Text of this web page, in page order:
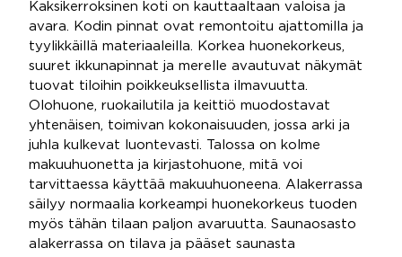
Kaksikerroksinen koti on kauttaaltaan valoisa ja
avara. Kodin pinnat ovat remontoitu ajattomilla ja
tyylikkäillä materiaaleilla. Korkea huonekorkeus,
suuret ikkunapinnat ja merelle avautuvat näkymät
tuovat tiloihin poikkeuksellista ilmavuutta.
Olohuone, ruokailutila ja keittiö muodostavat
yhtenäisen, toimivan kokonaisuuden, jossa arki ja
juhla kulkevat luontevasti. Talossa on kolme
makuuhuonetta ja kirjastohuone, mitä voi
tarvittaessa käyttää makuuhuoneena. Alakerrassa
säilyy normaalia korkeampi huonekorkeus tuoden
myös tähän tilaan paljon avaruutta. Saunaosasto
alakerrassa on tilava ja pääset saunasta